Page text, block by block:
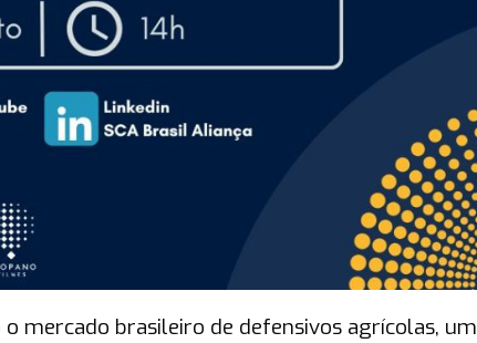
mercado brasileiro de defensivos agrícolas, um